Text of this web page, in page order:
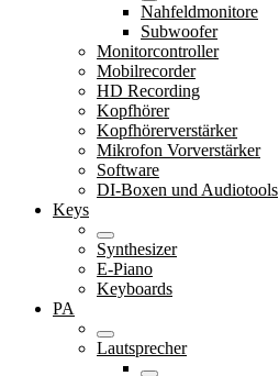
Nahfeldmonitore
Subwoofer
Monitorcontroller
Mobilrecorder
HD Recording
Kopfhörer
Kopfhörerverstärker
Mikrofon Vorverstärker
Software
DI-Boxen und Audiotools
Keys
Synthesizer
E-Piano
Keyboards
PA
Lautsprecher